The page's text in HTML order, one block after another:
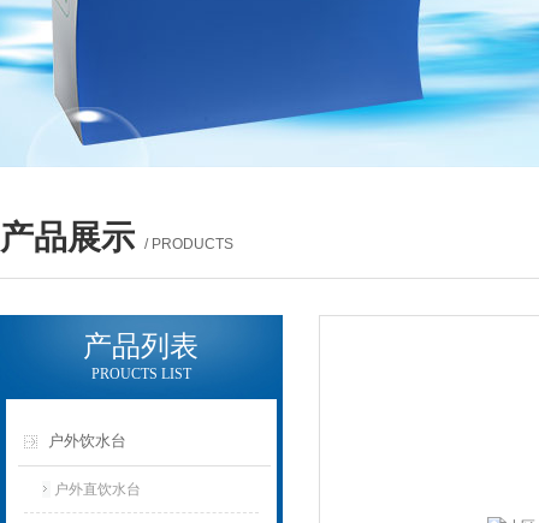
产品展示 / PRODUCTS
产品列表
PROUCTS LIST
户外饮水台
户外直饮水台